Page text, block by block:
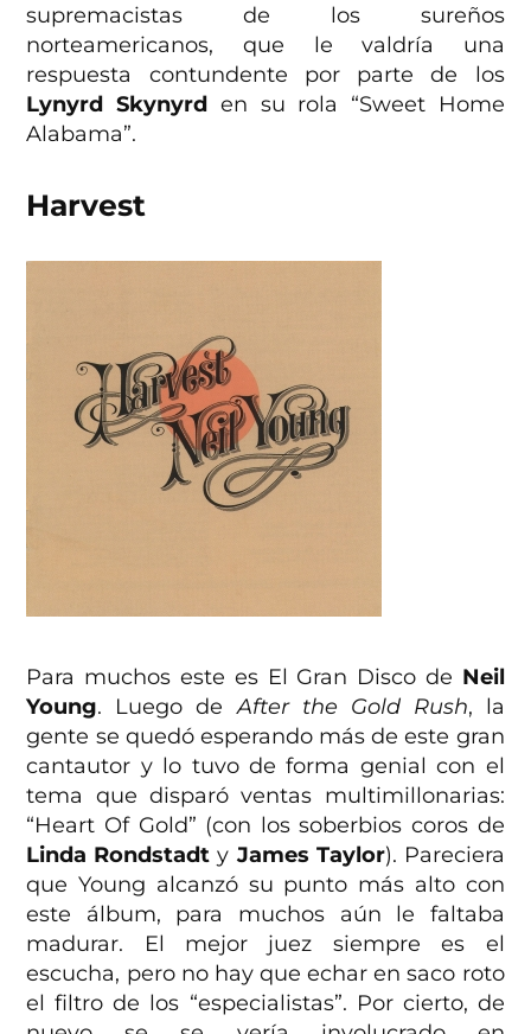
supremacistas de los sureños
norteamericanos, que le valdría una
respuesta contundente por parte de los
Lynyrd Skynyrd en su rola “Sweet Home
Alabama”.
Harvest
Para muchos este es El Gran Disco de Neil
Young. Luego deAfter the Gold Rush, la
gente se quedó esperando más de este gran
cantautor y lo tuvo de forma genial con el
tema que disparó ventas multimillonarias:
“Heart Of Gold” (con los soberbios coros de
Linda Rondstadt y James Taylor). Pareciera
que Young alcanzó su punto más alto con
este álbum, para muchos aún le faltaba
madurar. El mejor juez siempre es el
escucha, pero no hay que echar en saco roto
el filtro de los “especialistas”. Por cierto, de